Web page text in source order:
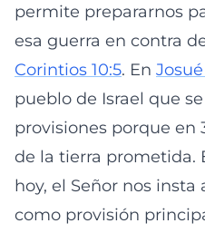
permite prepararnos
esa guerra en contra
Corintios 10:5. En Josué
pueblo de Israel que
provisiones porque en
de la tierra prometida.
hoy, el Señor nos
como provisión